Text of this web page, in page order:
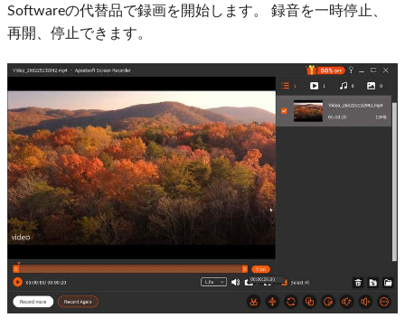
Softwareの代替品で録画を開始します。 録音を一時停止、
再開、停止できます。